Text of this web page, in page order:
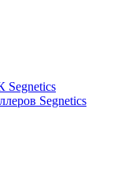
Segnetics
Segnetics